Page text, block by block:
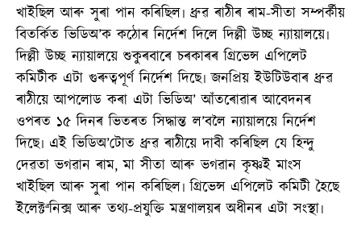
খাইছিল আৰু সুৰা পান কৰিছিল৷ ধ্ৰুৱ ৰাঠীৰ ৰাম-সীতা সম্পৰ্কীয়
বিতৰ্কিত ভিডিঅ’ক কঠোৰ নিৰ্দেশ দিলে দিল্লী উচ্ছ ন্যায়ালয়ে৷
দিল্লী উচ্ছ ন্যায়ালয়ে শুকুৰবাৰে চৰকাৰৰ গ্ৰিভেন্স এপিলেট
কমিটীক এটা গুৰুত্বপূৰ্ণ নিৰ্দেশ দিছে৷ জনপ্ৰিয় ইউটিউবাৰ ধ্ৰুৱ
ৰাঠীয়ে আপলোড কৰা এটা ভিডিঅ’ আঁতৰোৱাৰ আবেদনৰ
ওপৰত ১৫ দিনৰ ভিতৰত সিদ্ধান্ত ল’বলৈ ন্যায়ালয়ে নিৰ্দেশ
দিছে৷ এই ভিডিঅ’টোত ধ্ৰুৱ ৰাঠীয়ে দাবী কৰিছিল যে হিন্দু
দেৱতা ভগৱান ৰাম, মা সীতা আৰু ভগৱান কৃষ্ণই মাংস
খাইছিল আৰু সুৰা পান কৰিছিল৷ গ্ৰিভেন্স এপিলেট কমিটী হৈছে
ইলেক্টªনিক্স আৰু তথ্য-প্ৰযুক্তি মন্ত্ৰণালয়ৰ অধীনৰ এটা সংস্থা৷